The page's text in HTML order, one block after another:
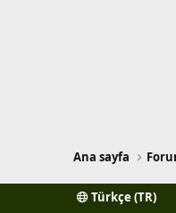
Ana sayfa
Türkçe (TR)